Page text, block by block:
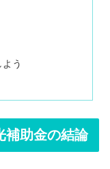
う
補助金の結論